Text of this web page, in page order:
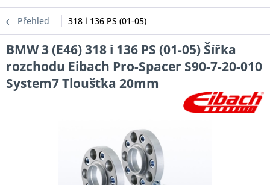
Přehled 318 i 136 PS (01-05)
BMW 3 (E46) 318 i 136 PS (01-05) Šířka
rozchodu Eibach Pro-Spacer S90-7-20-010
System7 Tloušťka 20mm